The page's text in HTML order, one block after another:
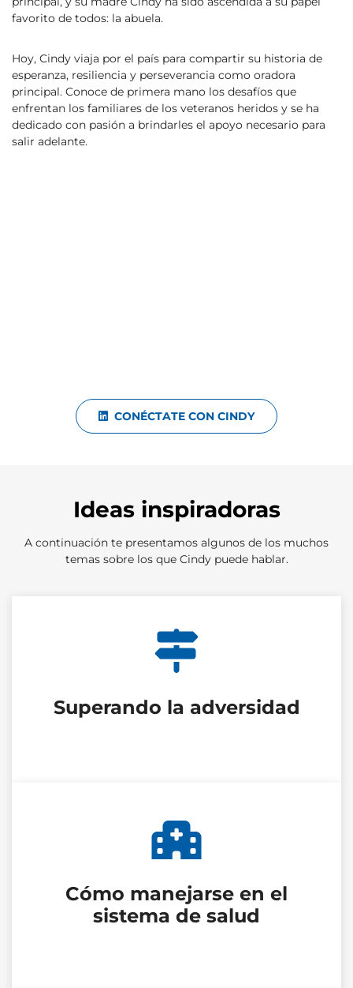
favorito de todos: la abuela.
Hoy, Cindy viaja por el país para compartir su historia de
esperanza, resiliencia y perseverancia como oradora
principal. Conoce de primera mano los desafíos que
enfrentan los familiares de los veteranos heridos y se ha
dedicado con pasión a brindarles el apoyo necesario para
salir adelante.
CONÉCTATE CON CINDY
Ideas inspiradoras
A continuación te presentamos algunos de los muchos
temas sobre los que Cindy puede hablar.
Superando la adversidad
Cómo manejarse en el
sistema de salud